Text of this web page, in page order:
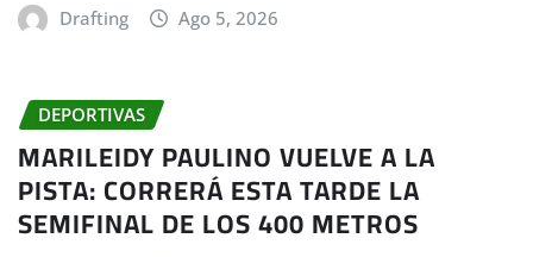
Drafting Ago 5, 2026
DEPORTIVAS
MARILEIDY PAULINO VUELVE A LA
PISTA: CORRERÁ ESTA TARDE LA
SEMIFINAL DE LOS 400 METROS